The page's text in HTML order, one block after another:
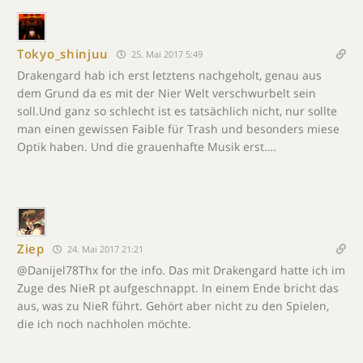
Tokyo_shinjuu 25. Mai 2017 5:49
Drakengard hab ich erst letztens nachgeholt, genau aus
dem Grund da es mit der Nier Welt verschwurbelt sein
soll.Und ganz so schlecht ist es tatsächlich nicht, nur sollte
man einen gewissen Faible für Trash und besonders miese
Optik haben. Und die grauenhafte Musik erst….
Ziep 24. Mai 2017 21:21
@Danijel78Thx for the info. Das mit Drakengard hatte ich im
Zuge des NieR pt aufgeschnappt. In einem Ende bricht das
aus, was zu NieR führt. Gehört aber nicht zu den Spielen,
die ich noch nachholen möchte.